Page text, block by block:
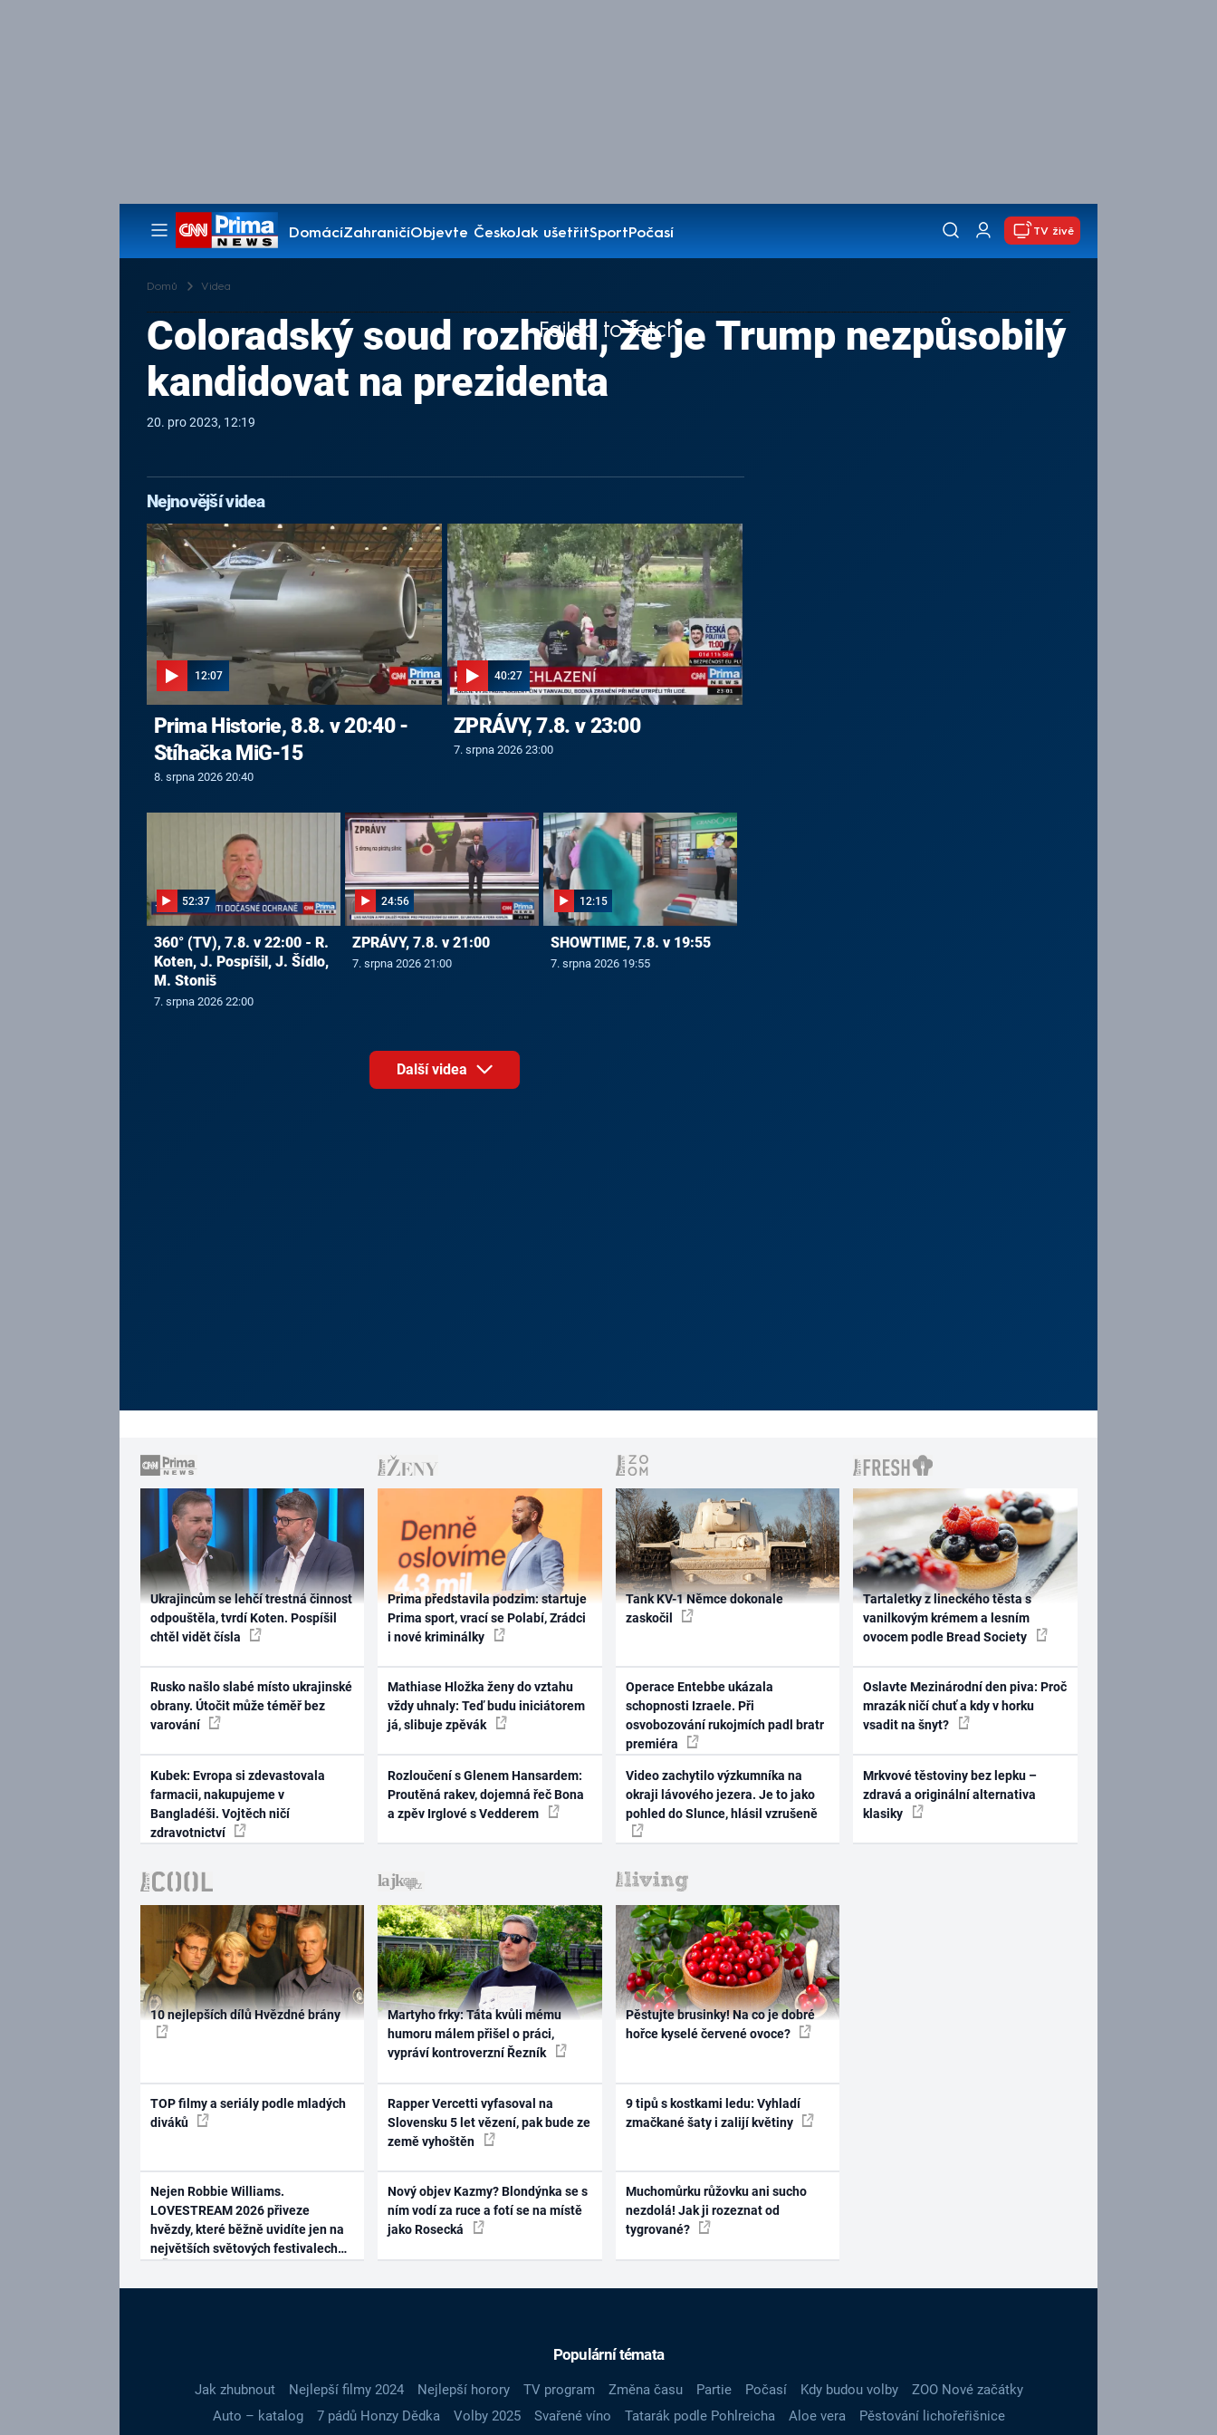
DomácíZahraničíObjevte ČeskoJak ušetřitSportPočasí
Pořady
TV živě
Domů Videa
Failed to fetch
Coloradský soud rozhodl, že je Trump nezpůsobilý
kandidovat na prezidenta
20. pro 2023, 12:19
Nejnovější videa
12:07
Prima Historie, 8.8. v 20:40 -
Stíhačka MiG-15
8. srpna 2026 20:40
40:27
ZPRÁVY, 7.8. v 23:00
7. srpna 2026 23:00
52:37
360° (TV), 7.8. v 22:00 - R.
Koten, J. Pospíšil, J. Šídlo,
M. Stoniš
7. srpna 2026 22:00
24:56
ZPRÁVY, 7.8. v 21:00
7. srpna 2026 21:00
12:15
SHOWTIME, 7.8. v 19:55
7. srpna 2026 19:55
Další videa
Ukrajincům se lehčí trestná činnost
odpouštěla, tvrdí Koten. Pospíšil
chtěl vidět čísla
Rusko našlo slabé místo ukrajinské
obrany. Útočit může téměř bez
varování
Kubek: Evropa si zdevastovala
farmacii, nakupujeme v
Bangladéši. Vojtěch ničí
zdravotnictví
Prima představila podzim: startuje
Prima sport, vrací se Polabí, Zrádci
i nové kriminálky
Mathiase Hložka ženy do vztahu
vždy uhnaly: Teď budu iniciátorem
já, slibuje zpěvák
Rozloučení s Glenem Hansardem:
Proutěná rakev, dojemná řeč Bona
a zpěv Irglové s Vedderem
Tank KV-1 Němce dokonale
zaskočil
Operace Entebbe ukázala
schopnosti Izraele. Při
osvobozování rukojmích padl bratr
premiéra
Video zachytilo výzkumníka na
okraji lávového jezera. Je to jako
pohled do Slunce, hlásil vzrušeně
Tartaletky z lineckého těsta s
vanilkovým krémem a lesním
ovocem podle Bread Society
Oslavte Mezinárodní den piva: Proč
mrazák ničí chuť a kdy v horku
vsadit na šnyt?
Mrkvové těstoviny bez lepku –
zdravá a originální alternativa
klasiky
10 nejlepších dílů Hvězdné brány
TOP filmy a seriály podle mladých
diváků
Nejen Robbie Williams.
LOVESTREAM 2026 přiveze
hvězdy, které běžně uvidíte jen na
největších světových festivalech
Martyho frky: Táta kvůli mému
humoru málem přišel o práci,
vypráví kontroverzní Řezník
Rapper Vercetti vyfasoval na
Slovensku 5 let vězení, pak bude ze
země vyhoštěn
Nový objev Kazmy? Blondýnka se s
ním vodí za ruce a fotí se na místě
jako Rosecká
Pěstujte brusinky! Na co je dobré
hořce kyselé červené ovoce?
9 tipů s kostkami ledu: Vyhladí
zmačkané šaty i zalijí květiny
Muchomůrku růžovku ani sucho
nezdolá! Jak ji rozeznat od
tygrované?
Populární témata
Jak zhubnout Nejlepší filmy 2024 Nejlepší horory TV program Změna času Partie Počasí Kdy budou volby
ZOO Nové začátky
Auto – katalog
7 pádů Honzy Dědka Volby 2025 Svařené víno Tatarák podle Pohlreicha Aloe vera
Pěstování lichořeřišnice